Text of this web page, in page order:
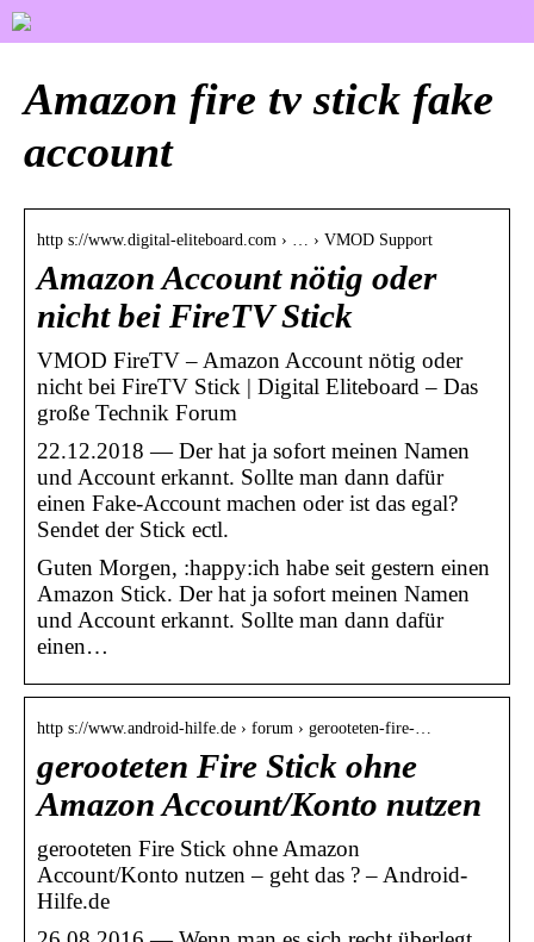
Amazon fire tv stick fake
account
http s://www.digital-eliteboard.com › … › VMOD Support
Amazon Account nötig oder
nicht bei FireTV Stick
VMOD FireTV – Amazon Account nötig oder
nicht bei FireTV Stick | Digital Eliteboard – Das
große Technik Forum
22.12.2018 — Der hat ja sofort meinen Namen
und Account erkannt. Sollte man dann dafür
einen Fake-Account machen oder ist das egal?
Sendet der Stick ectl.
Guten Morgen, :happy:ich habe seit gestern einen
Amazon Stick. Der hat ja sofort meinen Namen
und Account erkannt. Sollte man dann dafür
einen…
http s://www.android-hilfe.de › forum › gerooteten-fire-…
gerooteten Fire Stick ohne
Amazon Account/Konto nutzen
gerooteten Fire Stick ohne Amazon
Account/Konto nutzen – geht das ? – Android-
Hilfe.de